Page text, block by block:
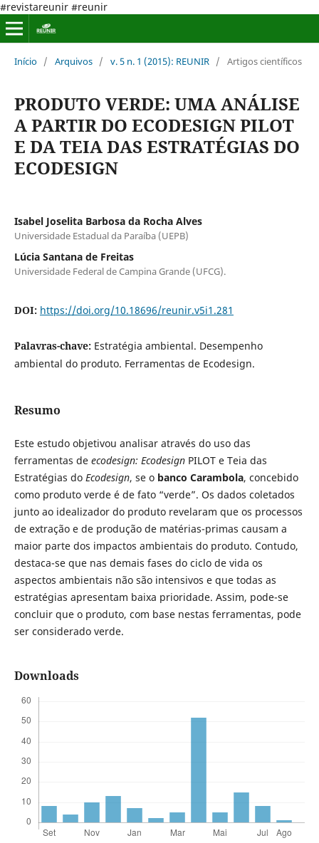
#revistareunir #reunir
Início / Arquivos / v. 5 n. 1 (2015): REUNIR / Artigos científicos
PRODUTO VERDE: UMA ANÁLISE
A PARTIR DO ECODESIGN PILOT
E DA TEIA DAS ESTRATÉGIAS DO
ECODESIGN
Isabel Joselita Barbosa da Rocha Alves
Universidade Estadual da Paraíba (UEPB)
Lúcia Santana de Freitas
Universidade Federal de Campina Grande (UFCG).
DOI: https://doi.org/10.18696/reunir.v5i1.281
Palavras-chave: Estratégia ambiental. Desempenho
ambiental do produto. Ferramentas de Ecodesign.
Resumo
Este estudo objetivou analisar através do uso das
ferramentas de ecodesign: Ecodesign PILOT e Teia das
Estratégias do Ecodesign, se o banco Carambola, concebido
como produto verde é de fato “verde”. Os dados coletados
junto ao idealizador do produto revelaram que os processos
de extração e de produção de matérias-primas causam a
maior parte dos impactos ambientais do produto. Contudo,
destaca-se que nas demais fases do ciclo de vida os
aspectos ambientais não são intensivos e que todas as
estratégias apresentam baixa prioridade. Assim, pode-se
concluir que o produto, com base nestas ferramentas, pode
ser considerado verde.
Downloads